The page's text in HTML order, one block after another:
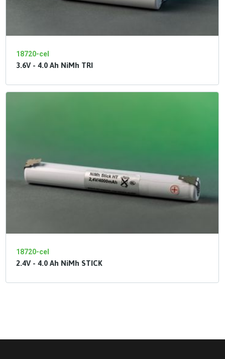
18720-cel
3.6V - 4.0 Ah NiMh TRI
18720-cel
2.4V - 4.0 Ah NiMh STICK